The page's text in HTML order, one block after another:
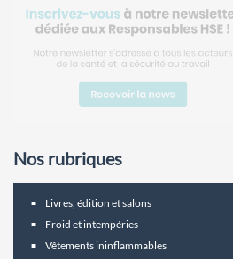
Nos rubriques
Livres, édition et salons
Froid et intempéries
Vêtements ininflammables